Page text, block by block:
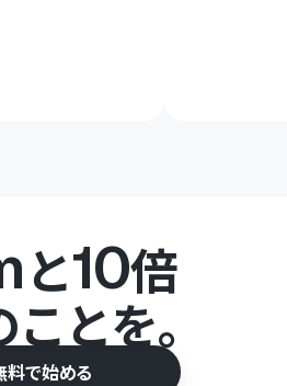
と10倍
とを。
料で始める